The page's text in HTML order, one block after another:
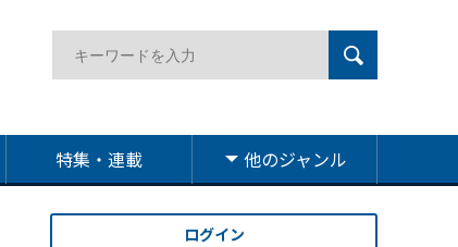
特集・連載 他のジャンル
ログイン